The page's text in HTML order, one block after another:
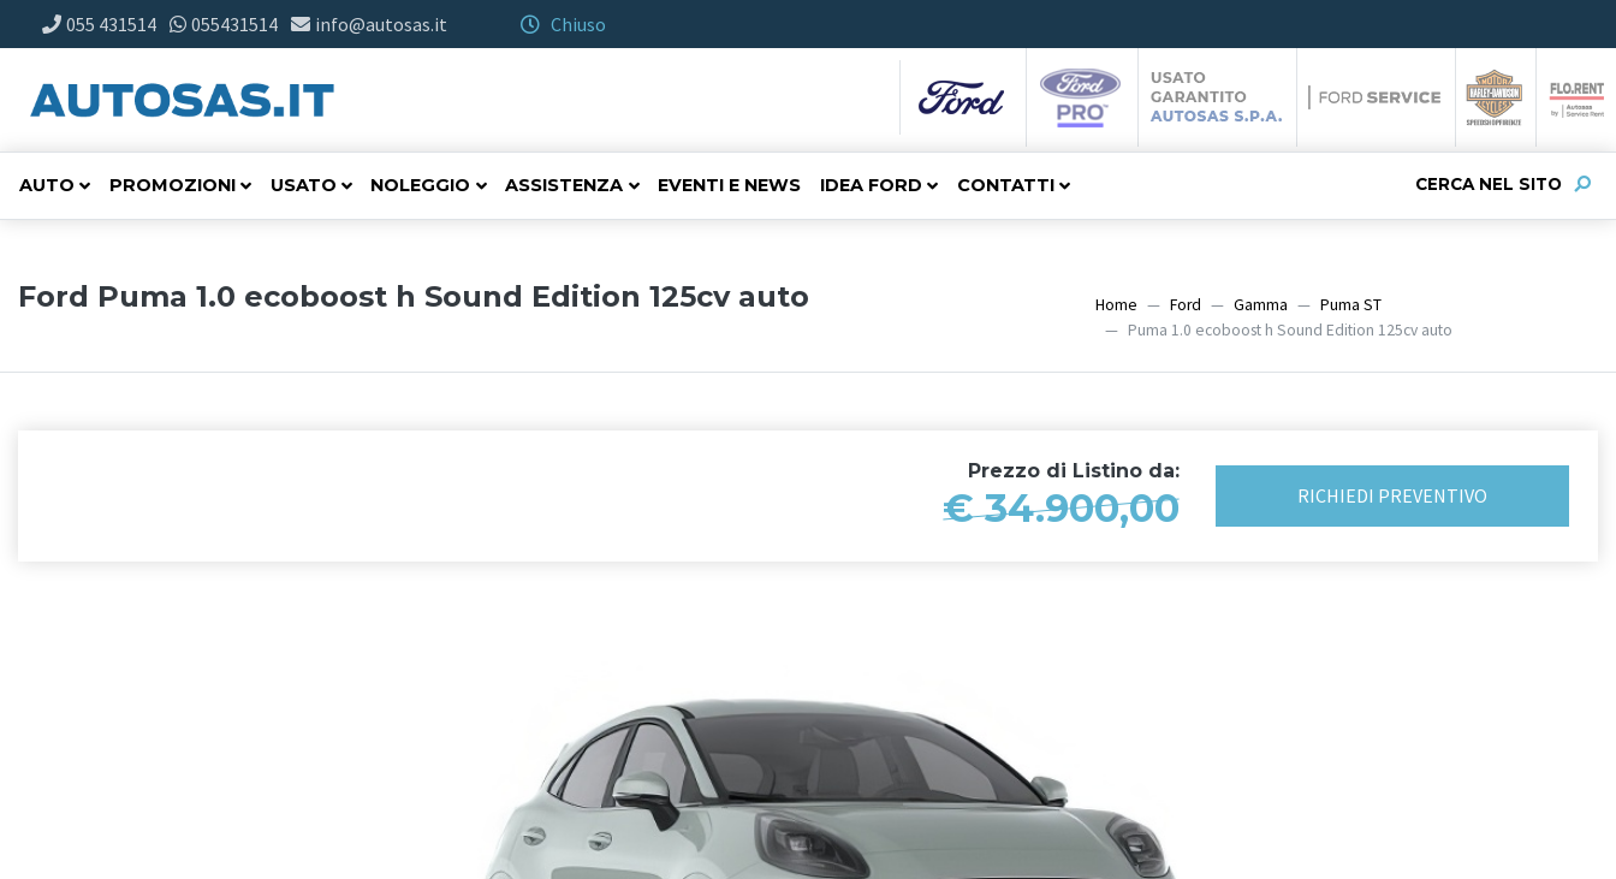
055 431514 055431514 info@autosas.it Chiuso
CERCA NEL SITO
AUTO PROMOZIONI USATO NOLEGGIO ASSISTENZA EVENTI E NEWS IDEA FORD CONTATTI
Ford Puma 1.0 ecoboost h Sound Edition 125cv auto Home Ford Gamma
Puma ST
Puma 1.0 ecoboost h Sound Edition 125cv auto
Prezzo di Listino da:
€ 34.900,00 RICHIEDI PREVENTIVO